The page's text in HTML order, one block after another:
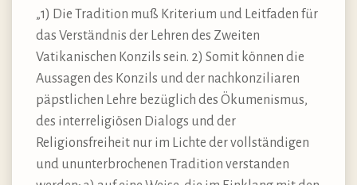
„1) Die Tradition muß Kriterium und Leitfaden für
das Verständnis der Lehren des Zweiten
Vatikanischen Konzils sein. 2) Somit können die
Aussagen des Konzils und der nachkonziliaren
päpstlichen Lehre bezüglich des Ökumenismus,
des interreligiösen Dialogs und der
Religionsfreiheit nur im Lichte der vollständigen
und ununterbrochenen Tradition verstanden